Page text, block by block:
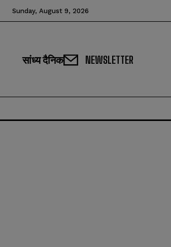
Sunday, August 9, 2026
सांध्य दैनिक NEWSLETTER